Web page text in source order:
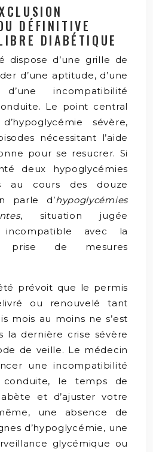
DÉFINITIVE
DIABÉTIQUE
dispose d’une grille de
d’une aptitude, d’une
incompatibilité
Le point central
sévère,
nécessitant l’aide
pour se resucrer. Si
deux hypoglycémies
au cours des douze
parle d’hypoglycémies
, situation jugée
incompatible avec la
prise de mesures
prévoit que le permis
ou renouvelé tant
mois au moins ne s’est
la dernière crise sévère
de veille. Le médecin
une incompatibilité
le temps de
et d’ajuster votre
une absence de
d’hypoglycémie, une
glycémique ou